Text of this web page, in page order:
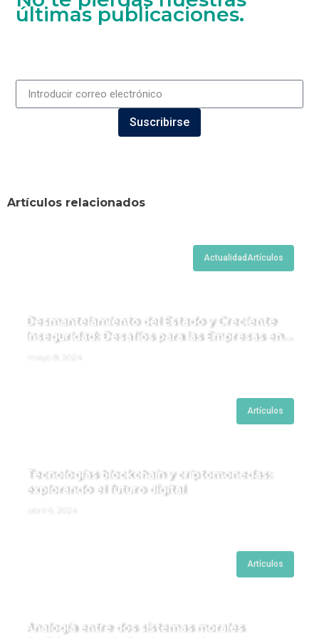
últimas publicaciones.
Suscribirse
Artículos relacionados
ActualidadArtículos
Desmantelamiento del Estado y Creciente
Inseguridad: Desafíos para las Empresas en
Artículos
Tecnologías blockchain y criptomonedas:
explorando el futuro digital
Artículos
Analogía entre dos sistemas morales